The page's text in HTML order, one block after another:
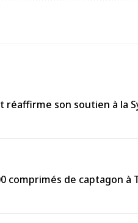
réaffirme son soutien à la
comprimés de captagon à